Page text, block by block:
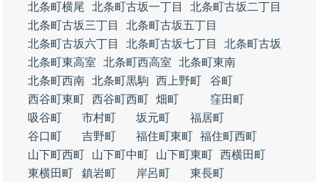
北条町横尾
北条町古坂一丁目
北条町古坂二丁目
北条町古坂三丁目
北条町古坂五丁目
北条町古坂六丁目
北条町古坂七丁目
北条町古坂
北条町東高室
北条町西高室
北条町東南
北条町西南 北条町黒駒 西上野町
谷町
西谷町東町 西谷町西町 畑町
窪田町
吸谷町
市村町 坂元町
福居町
谷口町
吉野町 福住町東町 福住町西町
山下町西町
山下町中町 山下町東町 西横田町
東横田町
鎮岩町 岸呂町
東長町